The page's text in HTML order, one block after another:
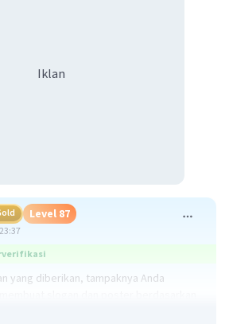
Iklan
Level 87
yang diberikan, tampaknya Anda